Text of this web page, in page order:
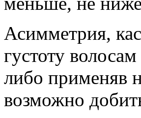
Асимметрия,
густоту
либо применяв
возможно